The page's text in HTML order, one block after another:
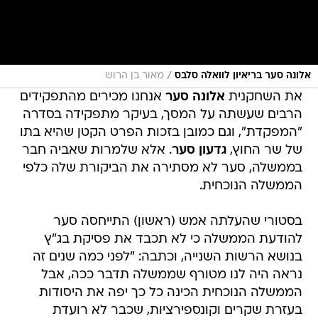
אלונה סער בריאיון לוואלה סלבס / מאור בן הרוש
את השחקנית אלונה סער אנחנו מכירים מהתפקידים
הרבים שעשתה על המסך, בעיקר מתפקידה בסדרה
"המפקדת", וגם כמובן בזכות הפרט הקטן שהיא בתו
של שר החוץ,גדעון סער. אלא שלמרות שאביה חבר
בממשלה, סער לא מסתירה את הביקורת שלה כלפי
הממשלה הנוכחית.
בסטורי שהעלתה אמש (ראשון) התייחסה סער
להודעת הממשלה כי לא תכבד את פסיקת בג"ץ
בנושא הרשות השנייה, וכתבה: "לפני כמה שנים זה
נראה היה לנו מטורף שממשלה תדבר ככה, אבל
הממשלה הנוכחית הכינה כל כך יפה את היסודות
בעזרת שקרים וקונספירציות, שכבר לא רועדת